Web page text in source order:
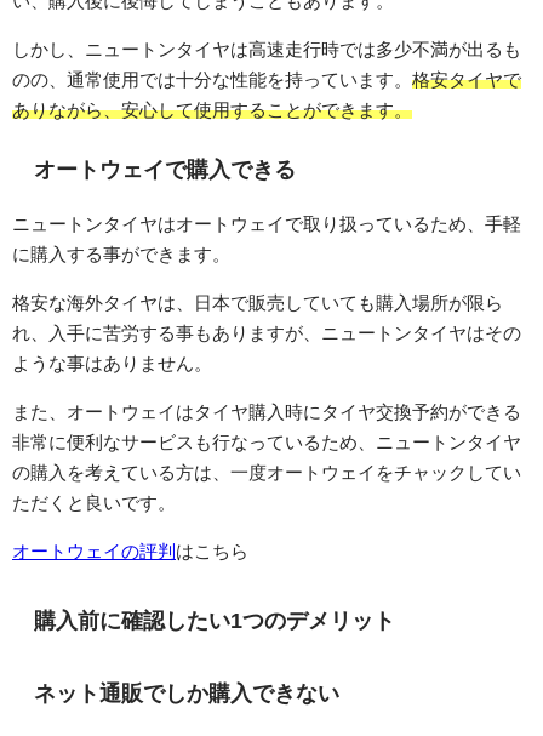
しかし、ニュートンタイヤは高速走行時では多少不満が出るも
のの、通常使用では十分な性能を持っています。 格安タイヤで
ありながら、安心して使用することができます。
オートウェイで購入できる
ニュートンタイヤはオートウェイで取り扱っているため、手軽
に購入する事ができます。
格安な海外タイヤは、日本で販売していても購入場所が限ら
れ、入手に苦労する事もありますが、ニュートンタイヤはその
ような事はありません。
また、オートウェイはタイヤ購入時にタイヤ交換予約ができる
非常に便利なサービスも行なっているため、ニュートンタイヤ
の購入を考えている方は、一度オートウェイをチャックしてい
ただくと良いです。
オートウェイの評判 はこちら
購入前に確認したい1つのデメリット
ネット通販でしか購入できない